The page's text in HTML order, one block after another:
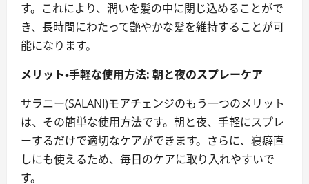
す。これにより、潤いを髪の中に閉じ込めることがで
き、長時間にわたって艶やかな髪を維持することが可
能になります。
メリット・手軽な使用方法: 朝と夜のスプレーケア
サラニー(SALANI)モアチェンジのもう一つのメリット
は、その簡単な使用方法です。朝と夜、手軽にスプレ
ーするだけで適切なケアができます。さらに、寝癖直
しにも使えるため、毎日のケアに取り入れやすいで
す。